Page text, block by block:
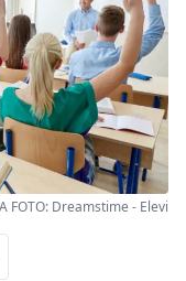
FOTO: Dreamstime - Elevi